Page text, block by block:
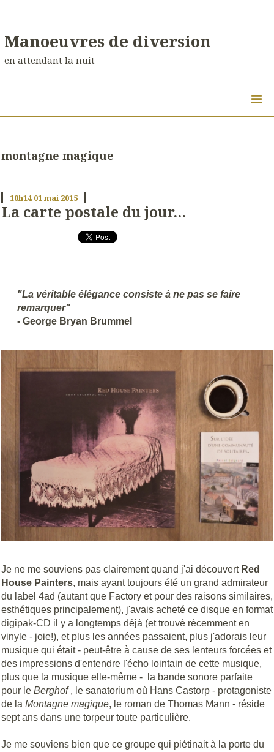
Manoeuvres de diversion
en attendant la nuit
montagne magique
10h14 01mai 2015
La carte postale du jour...
"La véritable élégance consiste à ne pas se faire
remarquer"
- George Bryan Brummel
Je ne me souviens pas clairement quand j'ai découvert Red
House Painters, mais ayant toujours été un grand admirateur
du label 4ad (autant que Factory et pour des raisons similaires,
esthétiques principalement), j'avais acheté ce disque en format
digipak-CD il y a longtemps déjà (et trouvé récemment en
vinyle - joie!), et plus les années passaient, plus j'adorais leur
musique qui était - peut-être à cause de ses lenteurs forcées et
des impressions d'entendre l'écho lointain de cette musique,
plus que la musique elle-même - la bande sonore parfaite
pour le Berghof, le sanatorium où Hans Castorp - protagoniste
de la Montagne magique, le roman de Thomas Mann - réside
sept ans dans une torpeur toute particulière.
Je me souviens bien que ce groupe qui piétinait à la porte du